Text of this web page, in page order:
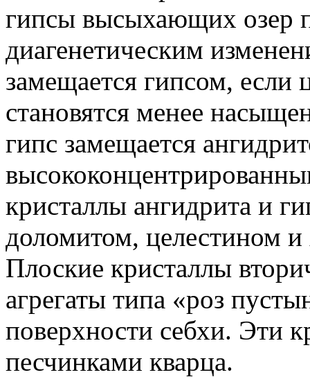
гипсы высыхающих озер
диагенетическим
замещается гипсом,
становятся менее
гипс замещается
кристаллы ангидрита и
доломитом, целестином
Плоские кристаллы
агрегаты типа «роз
поверхности себхи. Эти
песчинками кварца.